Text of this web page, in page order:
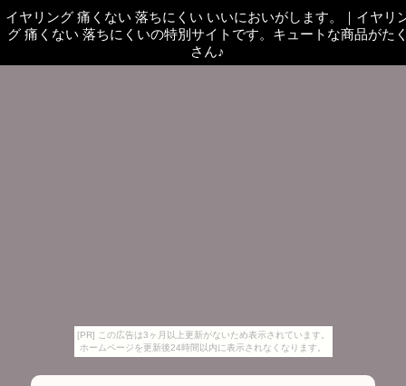
[PR] この広告は3ヶ月以上更新がないため表示されています。
ホームページを更新後24時間以内に表示されなくなります。
イヤリング 痛くない 落ちにくい いいにおいがします。 ｜ イヤリ
グ 痛くない 落ちにくいの特別サイトです。キュートな商品がた
さん♪